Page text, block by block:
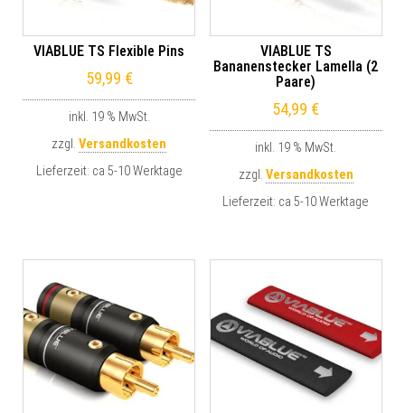
VIABLUE TS Flexible Pins
59,99 €
inkl. 19 % MwSt.
zzgl.Versandkosten
Lieferzeit: ca 5-10 Werktage
VIABLUE TS
Bananenstecker Lamella (2
Paare)
54,99 €
inkl. 19 % MwSt.
zzgl. Versandkosten
Lieferzeit: ca 5-10 Werktage